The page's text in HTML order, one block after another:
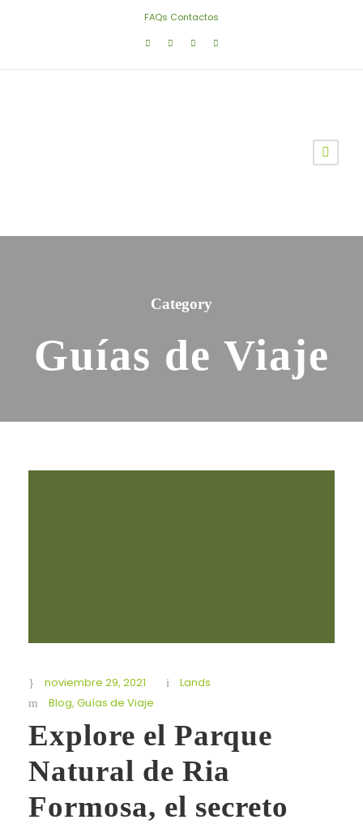
FAQs Contactos
Category
Guías de Viaje
noviembre 29, 2021
Lands
Blog, Guías de Viaje
Explore el Parque
Natural de Ria
Formosa, el secreto